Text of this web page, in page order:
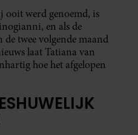
ooit werd genoemd, is
en als de
de twee volgende maand
laat Tatiana van
hoe het afgelopen